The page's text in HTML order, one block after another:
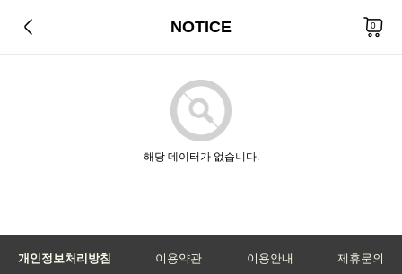
NOTICE 0
총
해당 데이터가 없습니다.
개인정보처리방침 이용약관 이용안내 제휴문의